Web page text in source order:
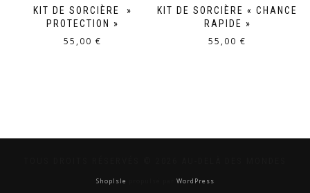
KIT DE SORCIÈRE »
PROTECTION »
55,00 €
KIT DE SORCIÈRE « CHANCE
RAPIDE »
55,00 €
ShopIsle WordPress